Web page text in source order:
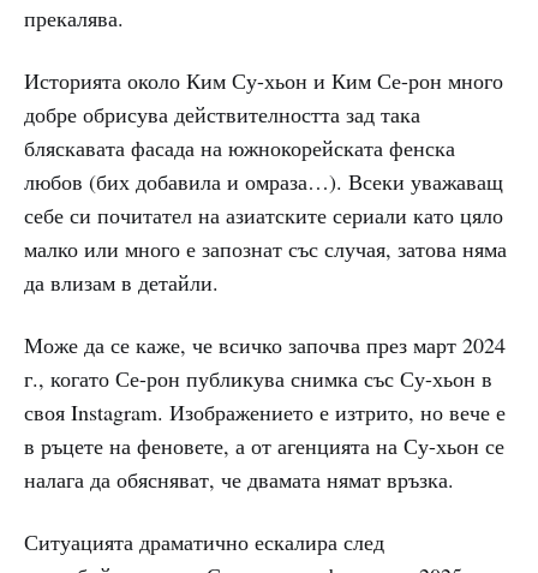
прекалява.
Историята около Ким Су-хьон и Ким Се-рон много
добре обрисува действителността зад така
бляскавата фасада на южнокорейската фенска
любов (бих добавила и омраза…). Всеки уважаващ
себе си почитател на азиатските сериали като цяло
малко или много е запознат със случая, затова няма
да влизам в детайли.
Може да се каже, че всичко започва през март 2024
г., когато Се-рон публикува снимка със Су-хьон в
своя Instagram. Изображението е изтрито, но вече е
в ръцете на феновете, а от агенцията на Су-хьон се
налага да обясняват, че двамата нямат връзка.
Ситуацията драматично ескалира след